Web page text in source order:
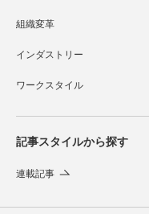
組織変革
インダストリー
ワークスタイル
記事スタイルから探す
連載記事